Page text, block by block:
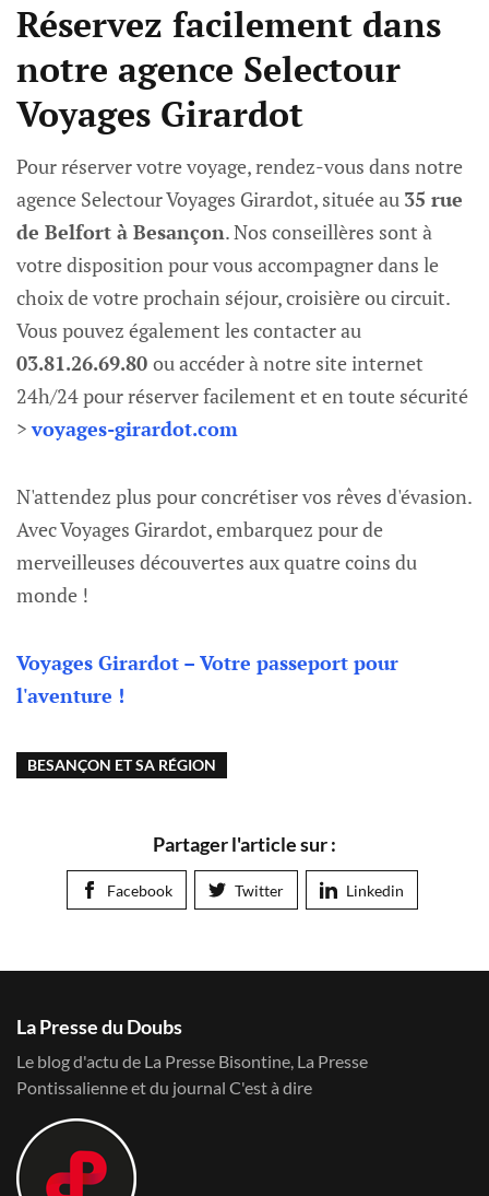
Réservez facilement dans
notre agence Selectour
Voyages Girardot
Pour réserver votre voyage, rendez-vous dans notre
agence Selectour Voyages Girardot, située au 35 rue
de Belfort à Besançon. Nos conseillères sont à
votre disposition pour vous accompagner dans le
choix de votre prochain séjour, croisière ou circuit.
Vous pouvez également les contacter au
03.81.26.69.80 ou accéder à notre site internet
24h/24 pour réserver facilement et en toute sécurité
>voyages-girardot.com
N'attendez plus pour concrétiser vos rêves d'évasion.
Avec Voyages Girardot, embarquez pour de
merveilleuses découvertes aux quatre coins du
monde !
Voyages Girardot – Votre passeport pour
l'aventure !
BESANÇON ET SA RÉGION
Partager l'article sur :
Facebook Twitter Linkedin
La Presse du Doubs
Le blog d'actu de La Presse Bisontine, La Presse
Pontissalienne et du journal C'est à dire